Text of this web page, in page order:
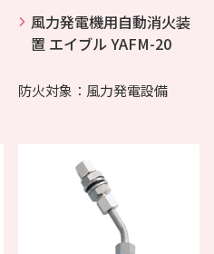
風力発電機用自動消火装
置 エイブル YAFM-20
防火対象：風力発電設備